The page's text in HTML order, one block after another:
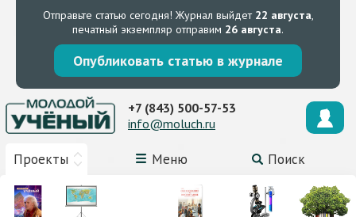
Отправьте статью сегодня! Журнал выйдет 22 августа,
печатный экземпляр отправим 26 августа.
Опубликовать статью в журнале
Проекты Меню Поиск
+7 (843) 500-57-53
info@moluch.ru